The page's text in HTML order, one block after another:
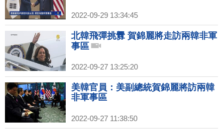
2022-09-29 13:34:45
北韓飛彈挑釁 賀錦麗將走訪兩韓非軍
事區
2022-09-27 13:25:20
美韓官員：美副總統賀錦麗將訪兩韓
非軍事區
2022-09-27 11:38:50